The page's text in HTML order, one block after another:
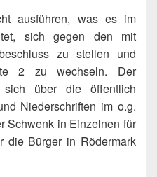
ausführen, was es im
sich gegen den mit
zu stellen und
2 zu wechseln. Der
sich über die öffentlich
Niederschriften im o.g.
Schwenk in Einzelnen für
die Bürger in Rödermark